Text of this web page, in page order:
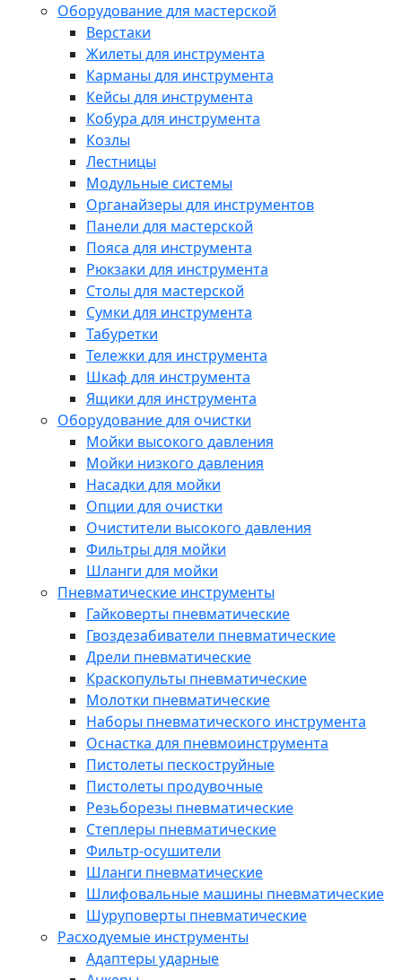
Оборудование для мастерской
Верстаки
Жилеты для инструмента
Карманы для инструмента
Кейсы для инструмента
Кобура для инструмента
Козлы
Лестницы
Модульные системы
Органайзеры для инструментов
Панели для мастерской
Пояса для инструмента
Рюкзаки для инструмента
Столы для мастерской
Сумки для инструмента
Табуретки
Тележки для инструмента
Шкаф для инструмента
Ящики для инструмента
Оборудование для очистки
Мойки высокого давления
Мойки низкого давления
Насадки для мойки
Опции для очистки
Очистители высокого давления
Фильтры для мойки
Шланги для мойки
Пневматические инструменты
Гайковерты пневматические
Гвоздезабиватели пневматические
Дрели пневматические
Краскопульты пневматические
Молотки пневматические
Наборы пневматического инструмента
Оснастка для пневмоинструмента
Пистолеты пескоструйные
Пистолеты продувочные
Резьборезы пневматические
Степлеры пневматические
Фильтр-осушители
Шланги пневматические
Шлифовальные машины пневматические
Шуруповерты пневматические
Расходуемые инструменты
Адаптеры ударные